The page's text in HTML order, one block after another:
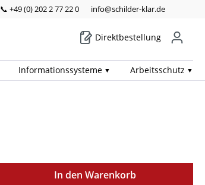
📞 +49 (0) 202 2 77 22 0 info@schilder-klar.de
Direktbestellung
Informations­systeme Arbeits­schutz
In den Warenkorb